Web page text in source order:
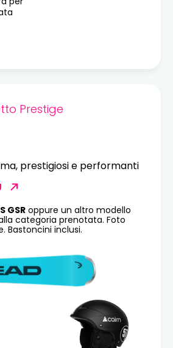
Prestige
prestigiosi e performanti
GSR oppure un altro modello
categoria prenotata. Foto
Bastoncini inclusi.